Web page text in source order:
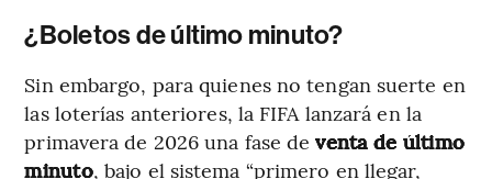
¿Boletos de último minuto?
Sin embargo, para quienes no tengan suerte en
las loterías anteriores, la FIFA lanzará en la
primavera de 2026 una fase deventa de último
minuto, bajo el sistema “primero en llegar,